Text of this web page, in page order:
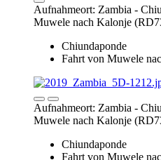
Aufnahmeort: Zambia -
Muwele nach Kalonje
Chiundaponde
Fahrt von Muwele
Weitergabe
Aufnahmeort: Zambia -
nach Kalonje (RD733) -